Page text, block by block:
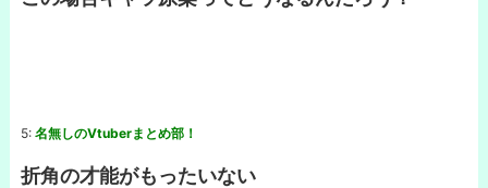
5: 名無しのVtuberまとめ部！
折角の才能がもったいない